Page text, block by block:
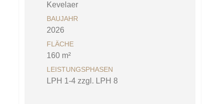
Kevelaer
BAUJAHR
2026
FLÄCHE
160 m²
LEISTUNGSPHASEN
LPH 1-4 zzgl. LPH 8